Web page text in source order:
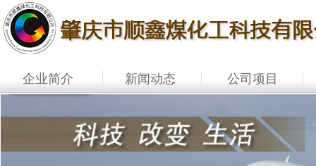
企业简介 新闻动态 公司项目